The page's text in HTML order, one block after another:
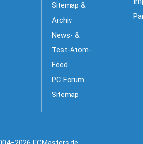
Sitemap &
Archiv
News- &
Test-Atom-
Feed
PC Forum
Sitemap